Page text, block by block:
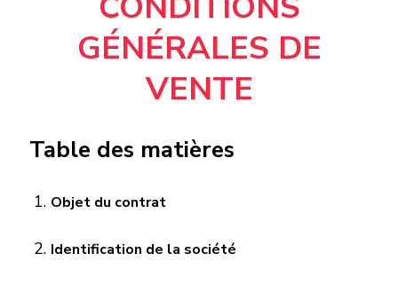
GÉNÉRALES DE
VENTE
Table des matières
Objet du contrat
Identification de la société